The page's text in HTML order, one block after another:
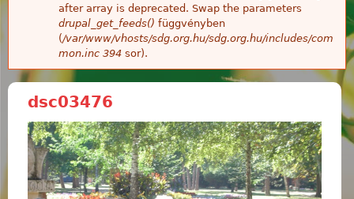
after array is deprecated. Swap the parameters
drupal_get_feeds() függvényben
(/var/www/vhosts/sdg.org.hu/sdg.org.hu/includes/com
mon.inc 394 sor).
dsc03476